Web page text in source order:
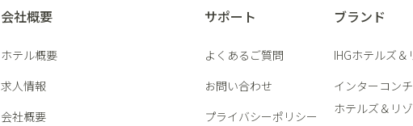
会社概要
ホテル概要
求人情報
会社概要
サポート
よくあるご質問
お問い合わせ
プライバシーポリシー
ブランド
IHGホテルズ＆
インターコン
ホテルズ＆リ